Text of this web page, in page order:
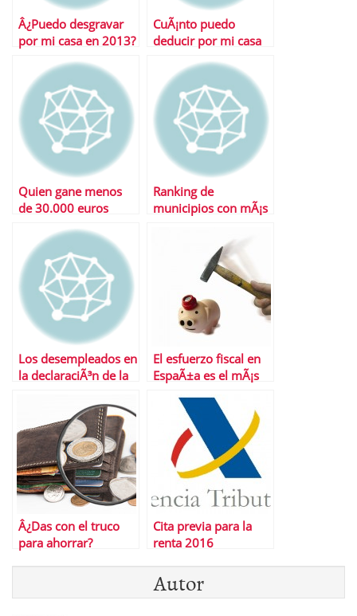
Â¿Puedo desgravar
por mi casa en 2013?
CuÃ¡nto puedo
deducir por mi casa
Quien gane menos
de 30.000 euros
desgravÃ¡ndose la
vivienda en 2011
Ranking de
municipios con mÃ¡s
Los desempleados en
la declaraciÃ³n de la
El esfuerzo fiscal en
EspaÃ±a es el mÃ¡s
Â¿Das con el truco
para ahorrar?
Cita previa para la
renta 2016
Autor